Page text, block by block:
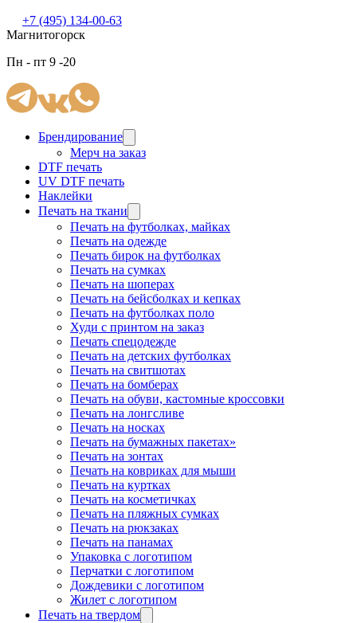
+7 (495) 134-00-63
Магнитогорск
Пн - пт 9 -20
Брендирование
Мерч на заказ
DTF печать
UV DTF печать
Наклейки
Печать на ткани
Печать на футболках, майках
Печать на одежде
Печать бирок на футболках
Печать на сумках
Печать на шоперах
Печать на бейсболках и кепках
Печать на футболках поло
Худи с принтом на заказ
Печать спецодежде
Печать на детских футболках
Печать на свитшотах
Печать на бомберах
Печать на обуви, кастомные кроссовки
Печать на лонгсливе
Печать на носках
Печать на бумажных пакетах»
Печать на зонтах
Печать на ковриках для мыши
Печать на куртках
Печать на косметичках
Печать на пляжных сумках
Печать на рюкзаках
Печать на панамах
Упаковка с логотипом
Перчатки с логотипом
Дождевики с логотипом
Жилет с логотипом
Печать на твердом